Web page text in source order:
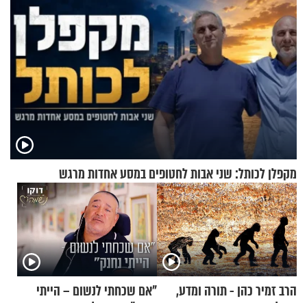
מקפלן לכותל: שני אבות לחטופים במסע אחדות מרגש
הרב זמיר כהן - תורה ומדע,
"אם שכחתי לנשום – הייתי